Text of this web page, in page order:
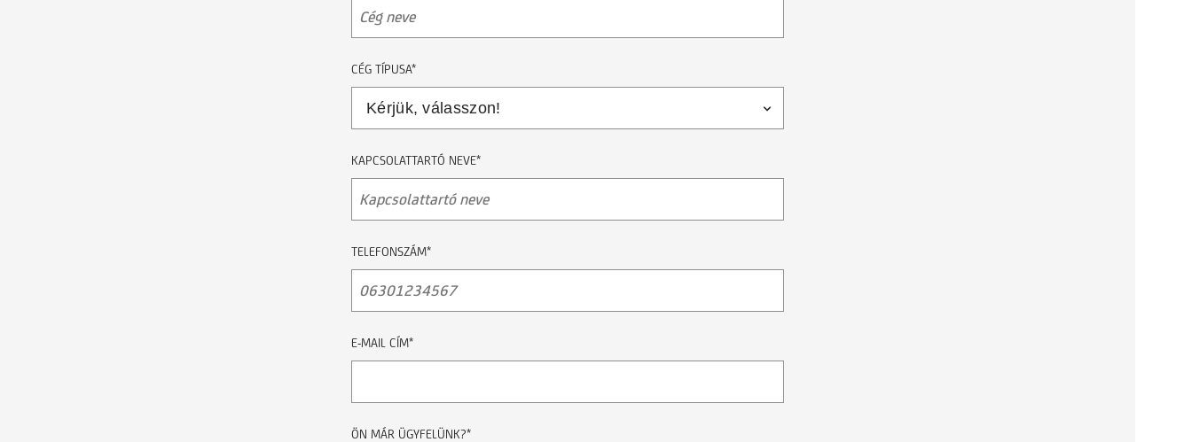
CÉG TÍPUSA*
KAPCSOLATTARTÓ NEVE*
TELEFONSZÁM*
E-MAIL CÍM*
ÖN MÁR ÜGYFELÜNK?*